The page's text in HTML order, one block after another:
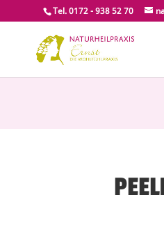
Tel. 0172 - 938 52 70